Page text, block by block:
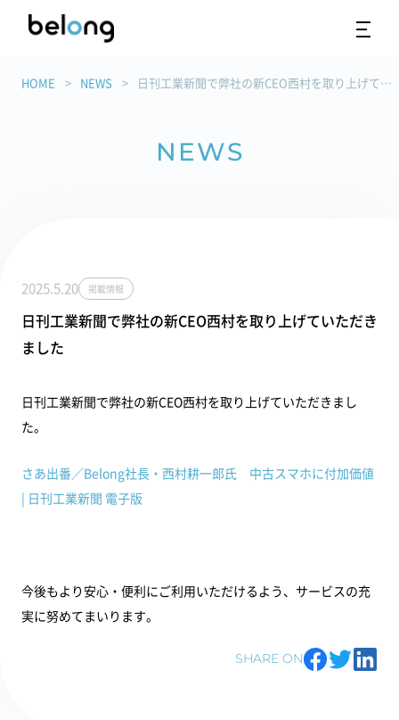
HOME NEWS 日刊工業新聞で弊社の新CEO西村を取り上げていただきました
NEWS
2025.5.20 掲載情報
日刊工業新聞で弊社の新CEO西村を取り上げていただき
ました
日刊工業新聞で弊社の新CEO西村を取り上げていただきまし
た。
さあ出番／Belong社長・西村耕一郎氏 中古スマホに付加価値
| 日刊工業新聞 電子版
今後もより安心・便利にご利用いただけるよう、サービスの充
実に努めてまいります。
SHARE ON